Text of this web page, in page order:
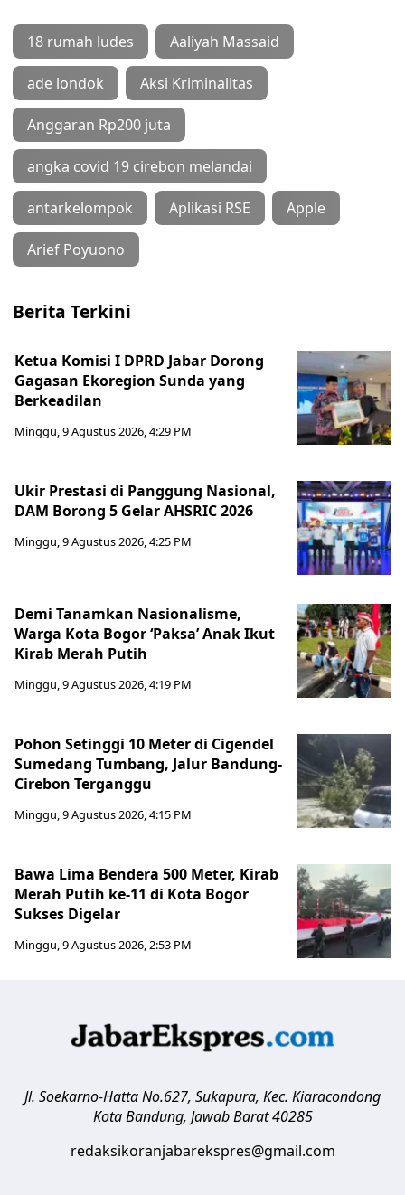
18 rumah ludes Aaliyah Massaid
ade londok Aksi Kriminalitas
Anggaran Rp200 juta
angka covid 19 cirebon melandai
antarkelompok Aplikasi RSE Apple
Arief Poyuono
Berita Terkini
Ketua Komisi I DPRD Jabar Dorong
Gagasan Ekoregion Sunda yang
Berkeadilan
Minggu, 9 Agustus 2026, 4:29 PM
Ukir Prestasi di Panggung Nasional,
DAM Borong 5 Gelar AHSRIC 2026
Minggu, 9 Agustus 2026, 4:25 PM
Demi Tanamkan Nasionalisme,
Warga Kota Bogor ‘Paksa’ Anak Ikut
Kirab Merah Putih
Minggu, 9 Agustus 2026, 4:19 PM
Pohon Setinggi 10 Meter di Cigendel
Sumedang Tumbang, Jalur Bandung-
Cirebon Terganggu
Minggu, 9 Agustus 2026, 4:15 PM
Bawa Lima Bendera 500 Meter, Kirab
Merah Putih ke-11 di Kota Bogor
Sukses Digelar
Minggu, 9 Agustus 2026, 2:53 PM
Jl. Soekarno-Hatta No.627, Sukapura, Kec. Kiaracondong
Kota Bandung, Jawab Barat 40285
redaksikoranjabarekspres@gmail.com